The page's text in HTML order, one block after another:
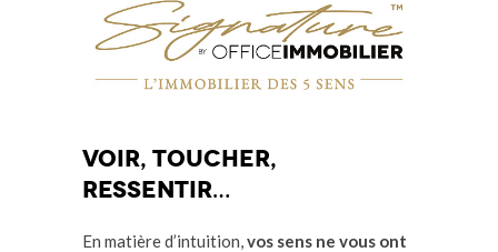
Voir, toucher,
ressentir…
En matière d’intuition,vos sens ne vous ont